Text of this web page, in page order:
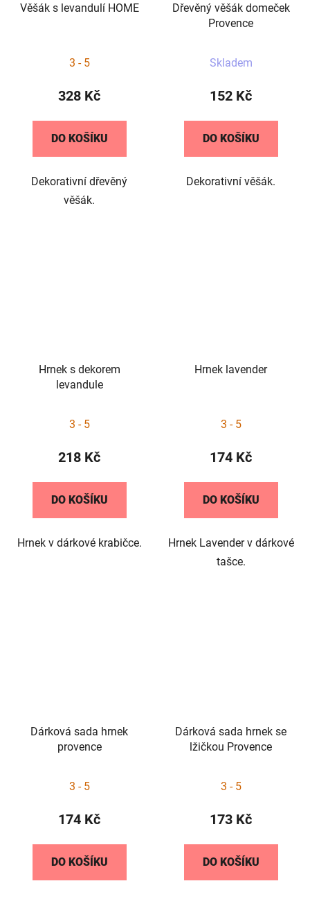
Věšák s levandulí HOME
3 - 5
328 Kč
DO KOŠÍKU
Dekorativní dřevěný
věšák.
Dřevěný věšák domeček
Provence
Skladem
152 Kč
DO KOŠÍKU
Dekorativní věšák.
Hrnek s dekorem
levandule
3 - 5
218 Kč
DO KOŠÍKU
Hrnek v dárkové krabičce.
Hrnek lavender
3 - 5
174 Kč
DO KOŠÍKU
Hrnek Lavender v dárkové
tašce.
Dárková sada hrnek
provence
3 - 5
174 Kč
DO KOŠÍKU
Dárková sada hrnek se
lžičkou Provence
3 - 5
173 Kč
DO KOŠÍKU